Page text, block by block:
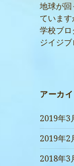
地球が
ています
学校ブ
ジイジ
アーカ
2019年3
2019年2
2018年3